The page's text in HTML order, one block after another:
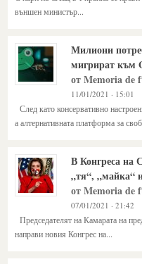
външен министър...
Милиони
мигрират към
от Memoria de
11/01/2021 · 15:01
След като консервативно
а алтернативната платформа за
В Конгреса на
„тя“, „майка“
от Memoria de
07/01/2021 · 21:42
Председателят на Камарата на
направи новия Конгрес на...